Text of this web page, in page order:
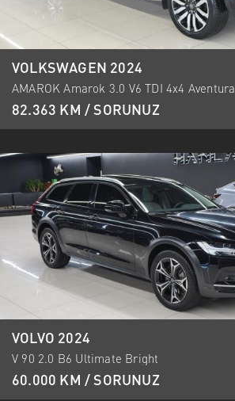
VOLKSWAGEN 2024
AMAROK Amarok 3.0 V6 TDI 4x4 Aventura
82.363 KM / SORUNUZ
VOLVO 2024
V 90 2.0 B6 Ultimate Bright
60.000 KM / SORUNUZ